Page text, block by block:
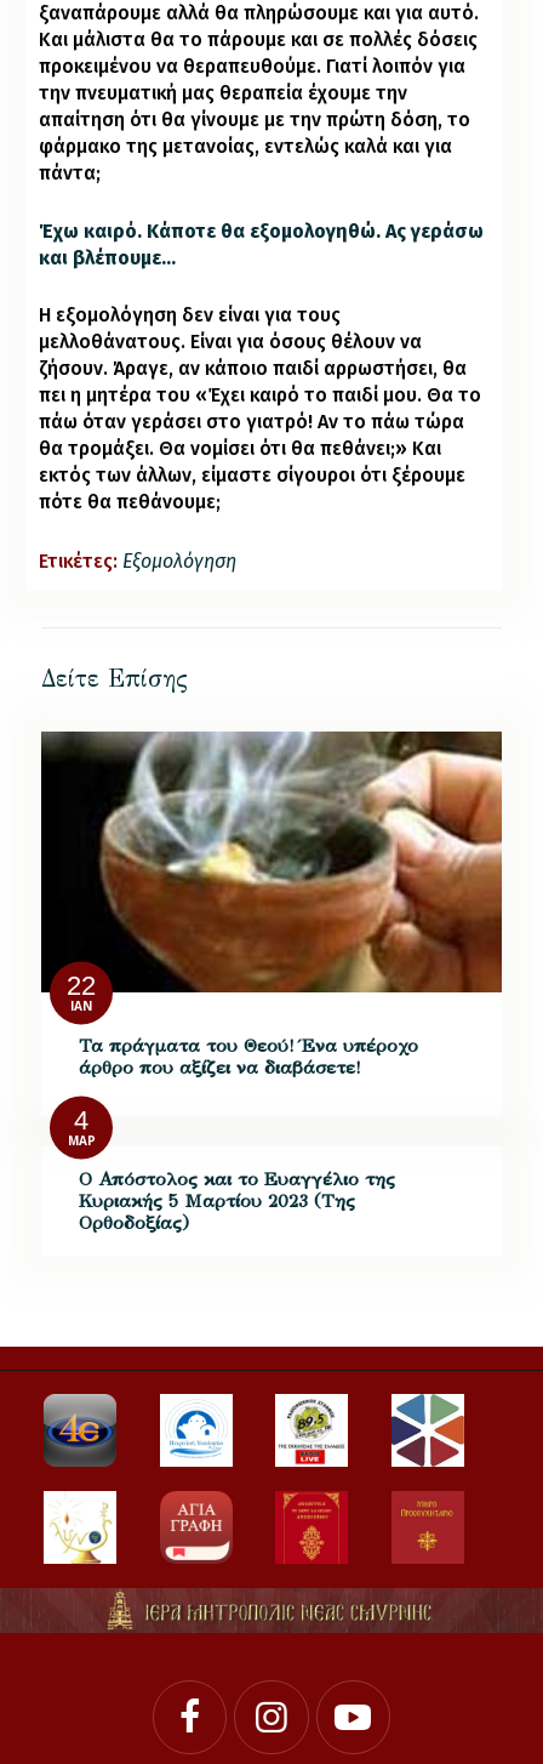
ξαναπάρουμε αλλά θα πληρώσουμε και για αυτό.
Και μάλιστα θα το πάρουμε και σε πολλές δόσεις
προκειμένου να θεραπευθούμε. Γιατί λοιπόν για
την πνευματική μας θεραπεία έχουμε την
απαίτηση ότι θα γίνουμε με την πρώτη δόση, το
φάρμακο της μετανοίας, εντελώς καλά και για
πάντα;
Έχω καιρό. Κάποτε θα εξομολογηθώ. Ας γεράσω
και βλέπουμε…
Η εξομολόγηση δεν είναι για τους
μελλοθάνατους. Είναι για όσους θέλουν να
ζήσουν. Άραγε, αν κάποιο παιδί αρρωστήσει, θα
πει η μητέρα του «Έχει καιρό το παιδί μου. Θα το
πάω όταν γεράσει στο γιατρό! Αν το πάω τώρα
θα τρομάξει. Θα νομίσει ότι θα πεθάνει;» Και
εκτός των άλλων, είμαστε σίγουροι ότι ξέρουμε
πότε θα πεθάνουμε;
Ετικέτες: Εξομολόγηση
Δείτε Επίσης
22
ΙΑΝ
Τα πράγματα του Θεού! Ένα υπέροχο
άρθρο που αξίζει να διαβάσετε!
4
ΜΑΡ
Ο Απόστολος και το Ευαγγέλιο της
Κυριακής 5 Μαρτίου 2023 (Της
Ορθοδοξίας)